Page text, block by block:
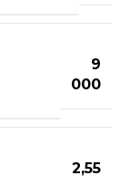
9
000
2,55